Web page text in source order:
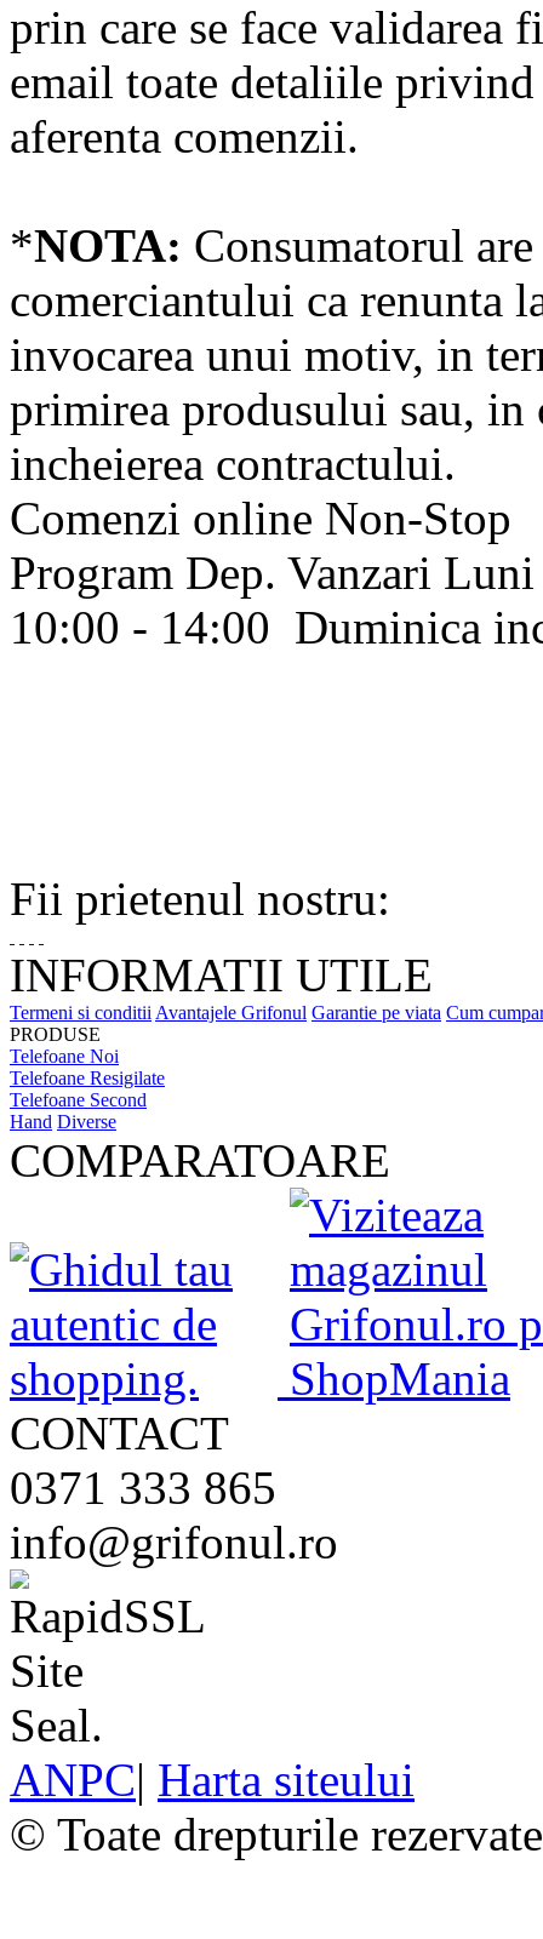
prin care se face validarea
email toate detaliile
aferenta comenzii.
*NOTA: Consumatorul
comerciantului ca renunta
invocarea unui motiv, in
primirea produsului sau,
incheierea contractului.
Comenzi online Non-Stop
Program Dep. Vanzari Luni
10:00 - 14:00 Duminica
Fii prietenul nostru:
INFORMATII UTILE
Termeni si conditii Avantajele Grifonul Garantie pe viata Cum
PRODUSE
Telefoane Noi
Telefoane Resigilate
Telefoane Second
Hand Diverse
COMPARATOARE
CONTACT
0371 333 865
info@grifonul.ro
ANPC| Harta siteului
© Toate drepturile